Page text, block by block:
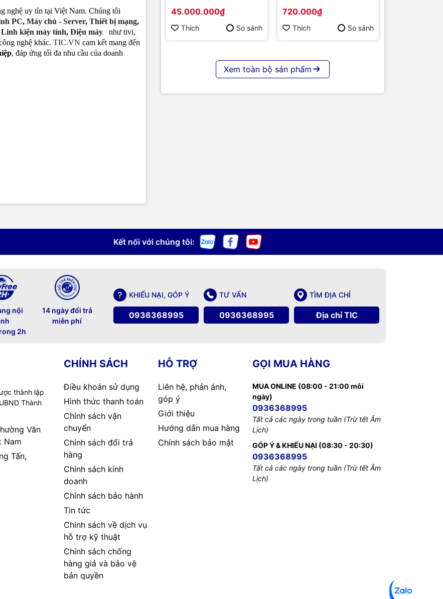
nghệ uy tín tại Việt Nam. Chúng tôi
PC, Máy chủ - Server, Thiết bị mạng,
Linh kiện máy tính, Điện máy
như tivi,
nghệ khác. TIC.VN cam kết mang đến
, đáp ứng tối đa nhu cầu của doanh
D5B86RB/FL 86 | Cấu
hình cao cấp | Hàng
chính hãng
45.000.000₫
Thích So sánh
720.000₫
Thích So sánh
Xem toàn bộ sản phẩm
Kết nối với chúng tôi:
nội
2h
14 ngày đổi trả
miễn phí
KHIẾU NẠI, GÓP Ý
0936368995
TƯ VẤN
0936368995
TÌM ĐỊA CHỈ
Địa chỉ TIC
thành lập
Thành
Văn
Nam
Tấn,
CHÍNH SÁCH
Điều khoản sử dụng
Hình thức thanh toán
Chính sách vận
chuyển
Chính sách đổi trả
hàng
Chính sách kinh
doanh
Chính sách bảo hành
Tin tức
Chính sách về dịch vụ
hỗ trợ kỹ thuật
Chính sách chống
hàng giả và bảo vệ
bản quyền
HỖ TRỢ
Liên hệ, phản ánh,
góp ý
Giới thiệu
Hướng dẫn mua hàng
Chính sách bảo mật
GỌI MUA HÀNG
MUA ONLINE (08:00 - 21:00 mỗi
ngày)
0936368995
Tất cả các ngày trong tuần (Trừ tết Âm
Lịch)
GÓP Ý & KHIẾU NẠI (08:30 - 20:30)
0936368995
Tất cả các ngày trong tuần (Trừ tết Âm
Lịch)